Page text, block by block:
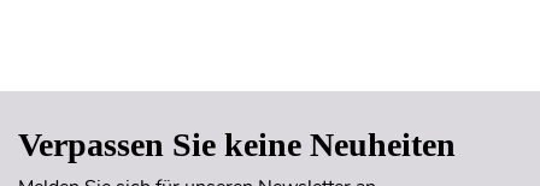
Verpassen Sie keine Neuheiten